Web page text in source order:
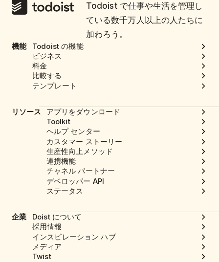
Todoist で仕事や生活を管理し
ている数千万人以上の人たちに
加わろう。
機能
Todoist の機能
ビジネス
料金
比較する
テンプレート
リソース
アプリをダウンロード
Toolkit
ヘルプ センター
カスタマー ストーリー
生産性向上メソッド
連携機能
チャネル パートナー
デベロッパー API
ステータス
企業
Doist について
採用情報
インスピレーション ハブ
メディア
Twist